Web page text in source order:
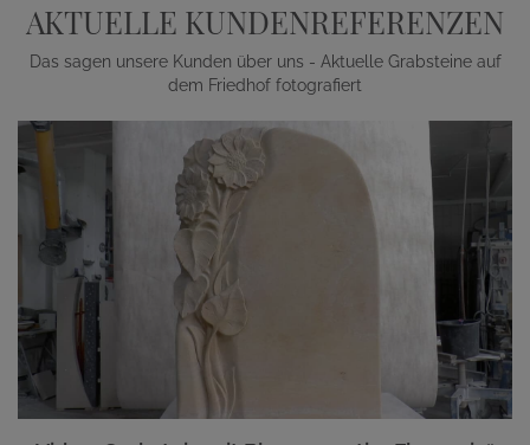
AKTUELLE KUNDENREFERENZEN
Das sagen unsere Kunden über uns - Aktuelle Grabsteine auf
dem Friedhof fotografiert